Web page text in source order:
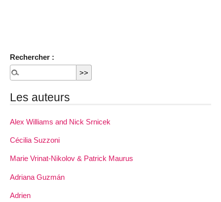
Rechercher :
Les auteurs
Alex Williams and Nick Srnicek
Cécilia Suzzoni
Marie Vrinat-Nikolov & Patrick Maurus
Adriana Guzmán
Adrien